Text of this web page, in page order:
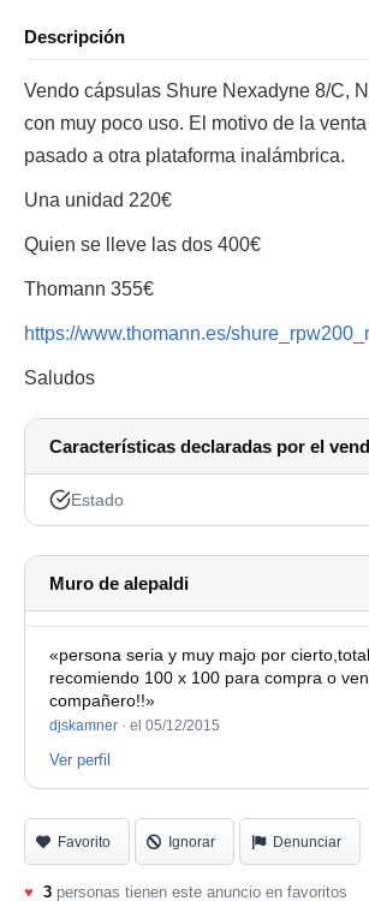
Descripción
Vendo cápsulas Shure Nexadyne 8/C,
con muy poco uso. El motivo de la
pasado a otra plataforma inalámbrica.
Una unidad 220€
Quien se lleve las dos 400€
Thomann 355€
https://www.thomann.es/
Saludos
Características declaradas por el
Estado
Muro de alepaldi
«persona seria y muy majo por
recomiendo 100 x 100 para compra o
compañero!!»
djskamner · el 05/12/2015
Ver perfil
Favorito Ignorar Denunciar
♥ 3 personas tienen este anuncio en favoritos